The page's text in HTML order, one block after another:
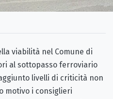
viabilità nel Comune di
al sottopasso ferroviario
livelli di criticità non
motivo i consiglieri